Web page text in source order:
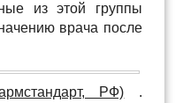
из этой группы
врача после
РФ) .